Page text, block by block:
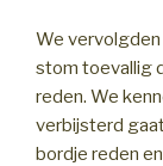
We
stom toevallig
reden. We
verbijsterd
bordje reden